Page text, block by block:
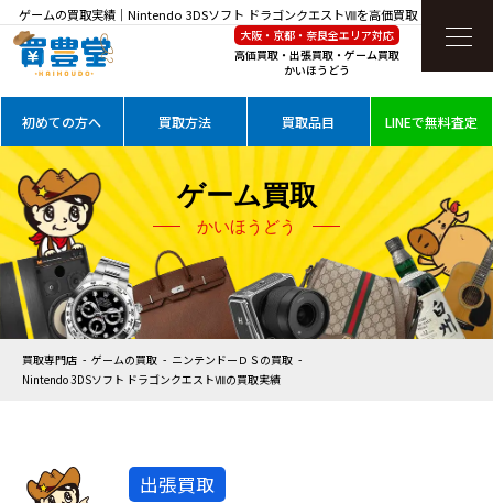
ゲームの買取実績｜Nintendo 3DSソフト ドラゴンクエストⅧを高価買取
大阪・京都・奈良全エリア対応
高価買取・出張買取・ゲーム買取
かいほうどう
初めての方へ 買取方法 買取品目 LINEで無料査定
ゲーム買取
かいほうどう
買取専門店 ゲームの買取
ニンテンドーＤＳの買取
Nintendo 3DSソフト ドラゴンクエストⅧの買取実績
出張買取